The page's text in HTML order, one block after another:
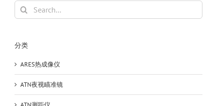
Search
for:
分类
ARES热成像仪
ATN夜视瞄准镜